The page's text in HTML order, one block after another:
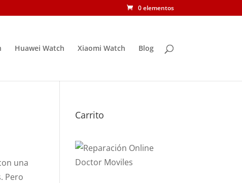
0 elementos
Huawei Watch Xiaomi Watch Blog
una
Pero
Carrito